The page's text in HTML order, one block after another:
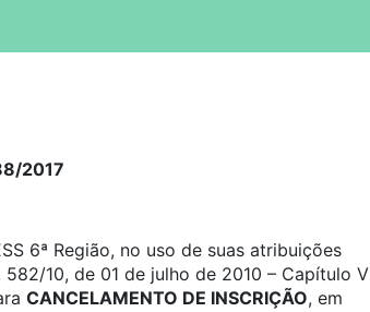
2017
6ª Região, no uso de suas atribuições
10, de 01 de julho de 2010 – Capítulo V
CANCELAMENTO DE INSCRIÇÃO, em